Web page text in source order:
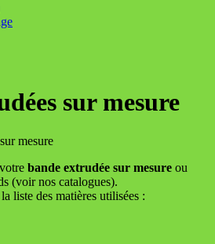
sur mesure
mesure
bande extrudée sur mesure ou
(voir nos catalogues).
liste des matières utilisées :